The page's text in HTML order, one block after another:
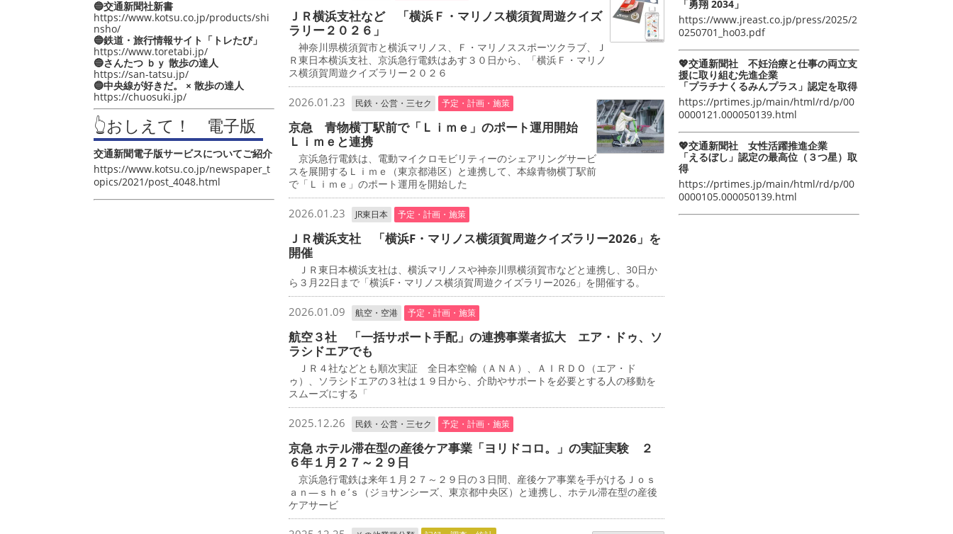
🔵交通新聞社新書
https://www.kotsu.co.jp/products/shi
nsho/
🔵鉄道・旅行情報サイト「トレたび」
https://www.toretabi.jp/
🔵さんたつ ｂｙ 散歩の達人
https://san-tatsu.jp/
🔵中央線が好きだ。 × 散歩の達人
https://chuosuki.jp/
👆おしえて！ 電子版
交通新聞電子版サービスについてご紹介
https://www.kotsu.co.jp/newspaper_t
opics/2021/post_4048.html
ＪＲ横浜支社など 「横浜Ｆ・マリノス横須賀周遊クイズ
ラリー２０２６」
神奈川県横須賀市と横浜マリノス、Ｆ・マリノススポーツクラブ、Ｊ
Ｒ東日本横浜支社、京浜急行電鉄はあす３０日から、「横浜Ｆ・マリノ
ス横須賀周遊クイズラリー２０２６
2026.01.23 民鉄・公営・三セク 予定・計画・施策
京急 青物横丁駅前で「Ｌｉｍｅ」のポート運用開始
Ｌｉｍｅと連携
京浜急行電鉄は、電動マイクロモビリティーのシェアリングサービ
スを展開するＬｉｍｅ（東京都港区）と連携して、本線青物横丁駅前
で「Ｌｉｍｅ」のポート運用を開始した
2026.01.23 JR東日本 予定・計画・施策
ＪＲ横浜支社 「横浜F・マリノス横須賀周遊クイズラリー2026」を
開催
ＪＲ東日本横浜支社は、横浜マリノスや神奈川県横須賀市などと連携し、30日か
ら３月22日まで「横浜F・マリノス横須賀周遊クイズラリー2026」を開催する。
2026.01.09 航空・空港 予定・計画・施策
航空３社 「一括サポート手配」の連携事業者拡大 エア・ドゥ、ソ
ラシドエアでも
ＪＲ４社などとも順次実証 全日本空輸（ＡＮＡ）、ＡＩＲＤＯ（エア・ド
ゥ）、ソラシドエアの３社は１９日から、介助やサポートを必要とする人の移動を
スムーズにする「
2025.12.26 民鉄・公営・三セク 予定・計画・施策
京急 ホテル滞在型の産後ケア事業「ヨリドコロ。」の実証実験 ２
６年１月２７～２９日
京浜急行電鉄は来年１月２７～２９日の３日間、産後ケア事業を手がけるＪｏｓ
ａｎ―ｓｈｅ’ｓ（ジョサンシーズ、東京都中央区）と連携し、ホテル滞在型の産後
ケアサービ
「勇翔 2034」
https://www.jreast.co.jp/press/2025/2
0250701_ho03.pdf
💖交通新聞社 不妊治療と仕事の両立支
援に取り組む先進企業
「プラチナくるみんプラス」認定を取得
https://prtimes.jp/main/html/rd/p/00
0000121.000050139.html
💖交通新聞社 女性活躍推進企業
「えるぼし」認定の最高位（３つ星）取
得
https://prtimes.jp/main/html/rd/p/00
0000105.000050139.html